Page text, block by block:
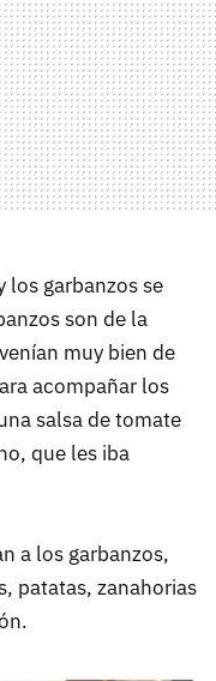
los garbanzos se
son de la
muy bien de
acompañar los
salsa de tomate
que les iba
a los garbanzos,
patatas, zanahorias